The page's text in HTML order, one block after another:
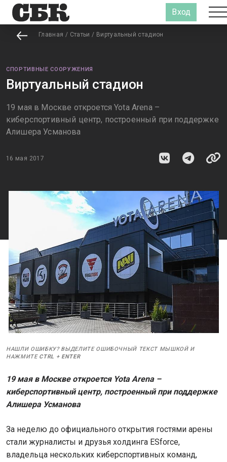
Вход
Главная / Статьи / Виртуальный стадион
СПОРТИВНЫЕ СООРУЖЕНИЯ
Виртуальный стадион
19 мая в Москве откроется Yota Arena –
киберспортивный центр, построенный при поддержке
Алишера Усманова
16 мая 2017
НАШЛИ ОШИБКУ? ВЫДЕЛИТЕ ОШИБОЧНЫЙ ТЕКСТ МЫШКОЙ И
НАЖМИТЕ CTRL + ENTER
19 мая в Москве откроется YotaArena –
киберспортивный центр, построенный при поддержке
Алишера Усманова
За неделю до официального открытия гостями арены
стали журналисты и друзья холдинга ESforce,
владельца нескольких киберспортивных команд,